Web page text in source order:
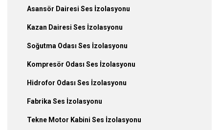
Asansör Dairesi Ses İzolasyonu
Kazan Dairesi Ses İzolasyonu
Soğutma Odası Ses İzolasyonu
Kompresör Odası Ses İzolasyonu
Hidrofor Odası Ses İzolasyonu
Fabrika Ses İzolasyonu
Tekne Motor Kabini Ses İzolasyonu